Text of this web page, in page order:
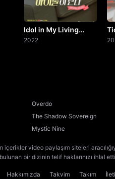
Idol in My Living
Room
2022
Overdo
The Shadow Sovereign
Mystic Nine
video paylaşım siteleri
bir dizinin telif haklarınızı ihlal
Hakkımızda Takvim Takım